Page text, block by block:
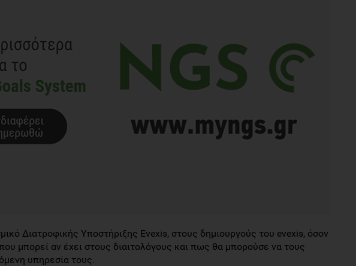
Διατροφικής Υποστήριξης Evexis, στους δημιουργούς του evexis, όσον
μπορεί αν έχει στους διαιτολόγους και πως θα μπορούσε να τους
υπηρεσία τους.